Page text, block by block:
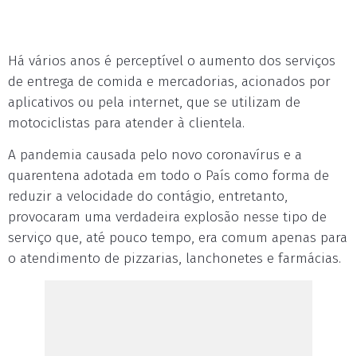
Há vários anos é perceptível o aumento dos serviços
de entrega de comida e mercadorias, acionados por
aplicativos ou pela internet, que se utilizam de
motociclistas para atender à clientela.
A pandemia causada pelo novo coronavírus e a
quarentena adotada em todo o País como forma de
reduzir a velocidade do contágio, entretanto,
provocaram uma verdadeira explosão nesse tipo de
serviço que, até pouco tempo, era comum apenas para
o atendimento de pizzarias, lanchonetes e farmácias.